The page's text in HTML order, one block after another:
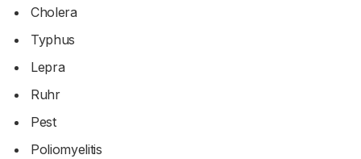
Cholera
Typhus
Lepra
Ruhr
Pest
Poliomyelitis